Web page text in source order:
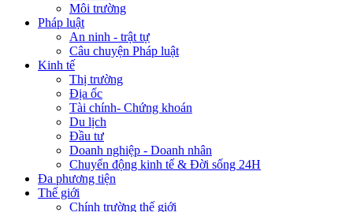
Môi trường
Pháp luật
An ninh - trật tự
Câu chuyện Pháp luật
Kinh tế
Thị trường
Địa ốc
Tài chính- Chứng khoán
Du lịch
Đầu tư
Doanh nghiệp - Doanh nhân
Chuyển động kinh tế & Đời sống 24H
Đa phương tiện
Thế giới
Chính trường thế giới